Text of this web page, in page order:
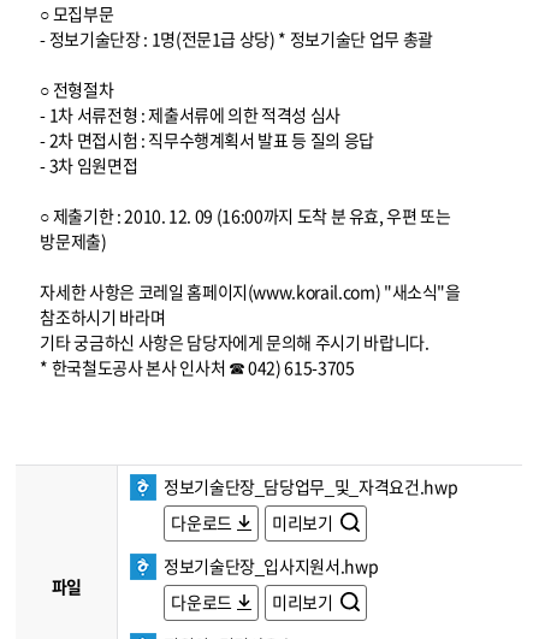
○ 모집부문
- 정보기술단장 : 1명(전문1급 상당) * 정보기술단 업무 총괄
○ 전형절차
- 1차 서류전형 : 제출서류에 의한 적격성 심사
- 2차 면접시험 : 직무수행계획서 발표 등 질의 응답
- 3차 임원면접
○ 제출기한 : 2010. 12. 09 (16:00까지 도착 분 유효, 우편 또는
방문제출)
자세한 사항은 코레일 홈페이지(www.korail.com) "새소식"을
참조하시기 바라며
기타 궁금하신 사항은 담당자에게 문의해 주시기 바랍니다.
* 한국철도공사 본사 인사처 ☎ 042) 615-3705
파일
정보기술단장_담당업무_및_자격요건.hwp
다운로드
미리보기
정보기술단장_입사지원서.hwp
다운로드
미리보기